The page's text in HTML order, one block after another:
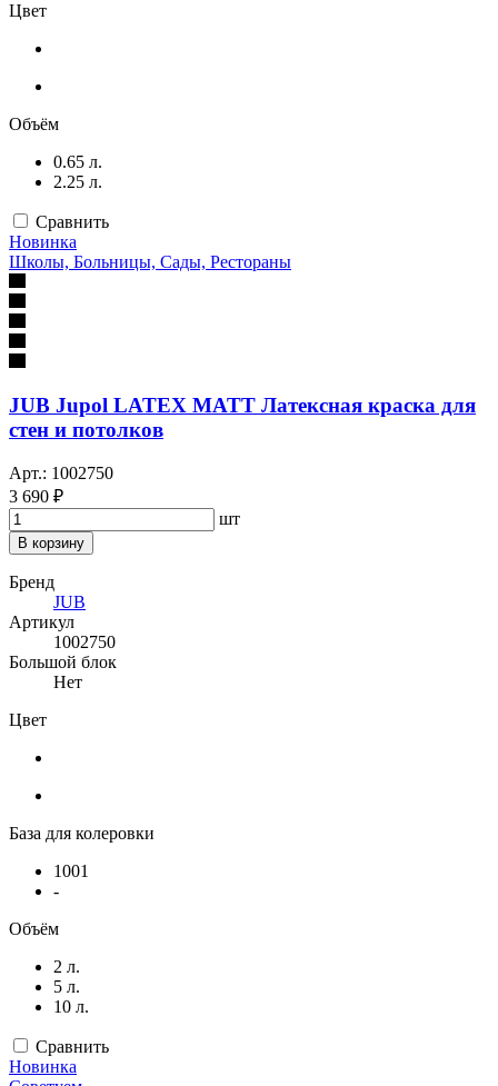
Цвет
Объём
0.65 л.
2.25 л.
Сравнить
Новинка
Школы, Больницы, Сады, Рестораны
JUB Jupol LATEX MATT Латексная краска для
стен и потолков
Арт.: 1002750
3 690 ₽
шт
В корзину
Бренд
JUB
Артикул
1002750
Большой блок
Нет
Цвет
База для колеровки
1001
-
Объём
2 л.
5 л.
10 л.
Сравнить
Новинка